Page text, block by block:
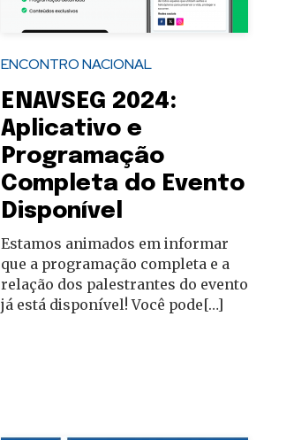
ENCONTRO NACIONAL
ENAVSEG 2024:
Aplicativo e
Programação
Completa do Evento
Disponível
Estamos animados em informar
que a programação completa e a
relação dos palestrantes do evento
já está disponível! Você pode[…]